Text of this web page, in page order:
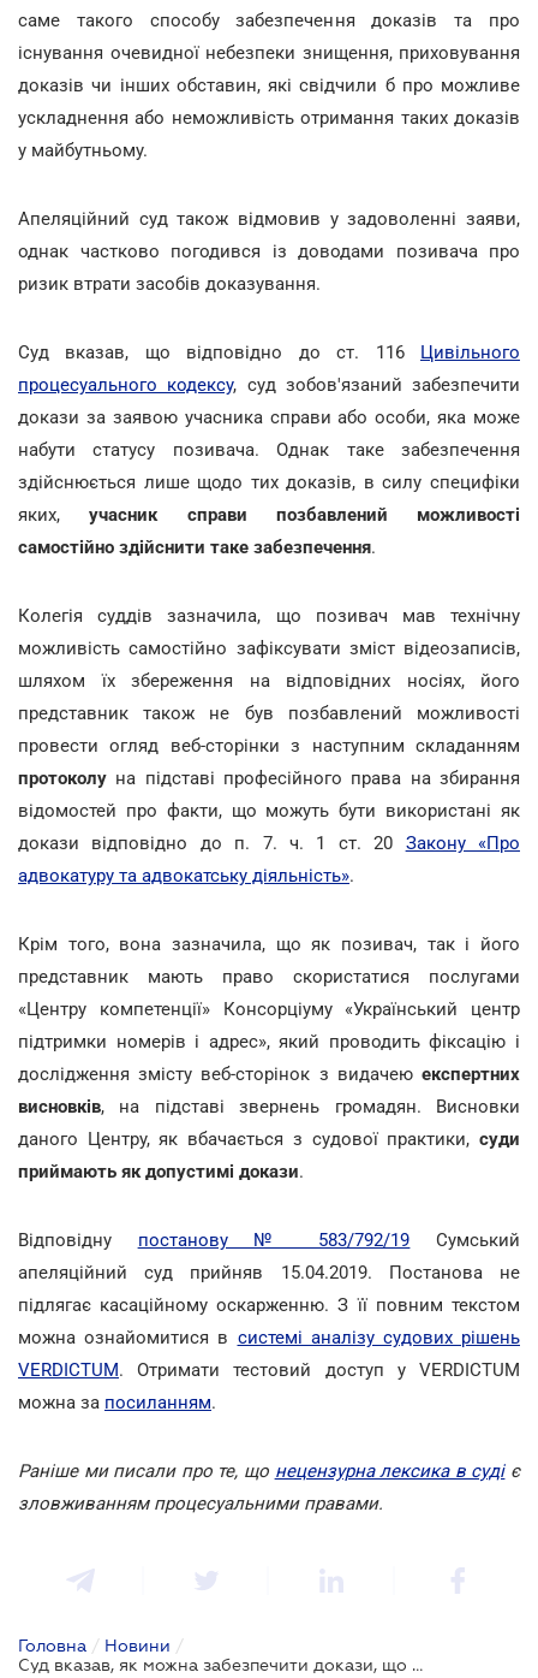
саме такого способу забезпечення доказів та про
існування очевидної небезпеки знищення, приховування
доказів чи інших обставин, які свідчили б про можливе
ускладнення або неможливість отримання таких доказів
у майбутньому.
Апеляційний суд також відмовив у задоволенні заяви,
однак частково погодився із доводами позивача про
ризик втрати засобів доказування.
Суд вказав, що відповідно до ст. 116 Цивільного
процесуального кодексу, суд зобов'язаний забезпечити
докази за заявою учасника справи або особи, яка може
набути статусу позивача. Однак таке забезпечення
здійснюється лише щодо тих доказів, в силу специфіки
яких,учасник справи
позбавлений можливості
самостійно здійснити таке забезпечення.
Колегія суддів зазначила, що позивач мав технічну
можливість самостійно зафіксувати зміст відеозаписів,
шляхом їх збереження на відповідних носіях, його
представник також не був позбавлений можливості
провести огляд веб-сторінки з наступним складанням
протоколу на підставі професійного права на збирання
відомостей про факти, що можуть бути використані як
докази відповідно до п. 7. ч. 1 ст. 20 Закону «Про
адвокатуру та адвокатську діяльність».
Крім того, вона зазначила, що як позивач, так і його
представник мають право скористатися послугами
«Центру компетенції» Консорціуму «Український центр
підтримки номерів і адрес», який проводить фіксацію і
дослідження змісту веб-сторінок з видачею експертних
висновків, на підставі звернень громадян. Висновки
даного Центру, як вбачається з судової практики, суди
приймають як допустимі докази.
Відповідну постанову № 583/792/19 Сумський
апеляційний суд прийняв 15.04.2019. Постанова не
підлягає касаційному оскарженню. З її повним текстом
можна ознайомитися в системі аналізу судових рішень
VERDICTUM. Отримати тестовий доступ у VERDICTUM
можна за посиланням.
Раніше ми писали про те, що нецензурна лексика в судіє
зловживанням процесуальними правами.
Головна / Новини /
Суд вказав, як можна забезпечити докази, що знаходяться на веб-сторінках